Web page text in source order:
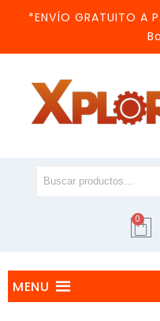
*ENVÍO GRATUITO A
0
MENU